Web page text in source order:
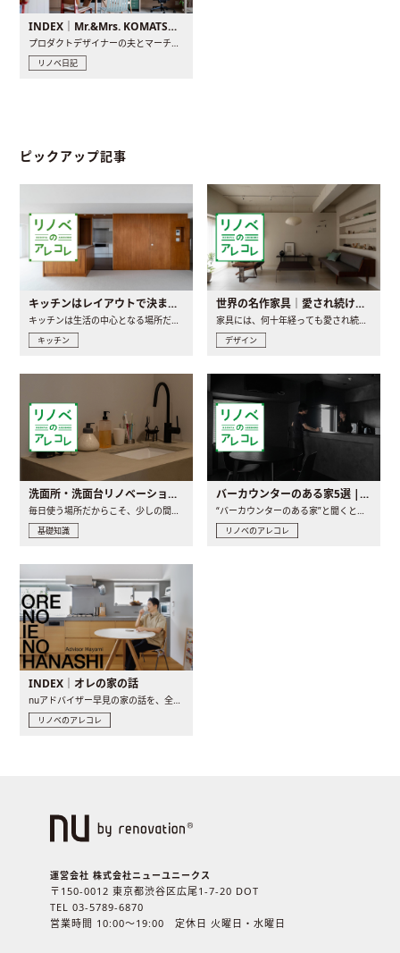
INDEX｜Mr.&Mrs. KOMATSU renovation diary
リノベ日記
ピックアップ記事
キッチンはレイアウトで決まる。後悔しないための考え方と選び方
キッチンは生活の中心となる場所だからこそ、家の中のどこに置..
キッチン
世界の名作家具｜愛され続ける理由と一生モノとの出会い方
家具には、何十年経っても愛され続ける「名作」と呼ばれるもの..
デザイン
洗面所・洗面台リノベーションの事例と間取りアイデア
基礎知識
バーカウンターのある家5選 | 日常に馴染む“距離の近い”キッチンとは
リノベのアレコレ
INDEX｜オレの家の話
nuアドバイザー早見の家の話を、全4話でお届け。リノベーションを..
リノベのアレコレ
運営会社 株式会社ニューユニークス
〒150-0012 東京都渋谷区広尾1-7-20 DOT
TEL 03-5789-6870
営業時間 10:00〜19:00 定休日 火曜日・水曜日